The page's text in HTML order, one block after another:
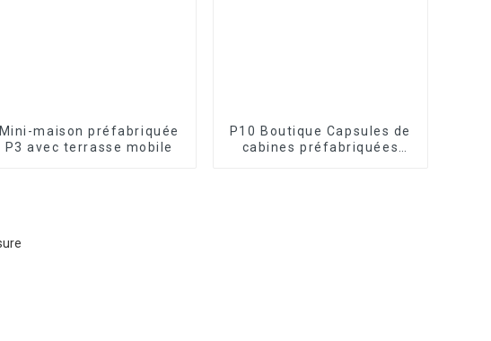
Mini-maison préfabriquée
P3 avec terrasse mobile
P10 Boutique Capsules de
cabines préfabriquées